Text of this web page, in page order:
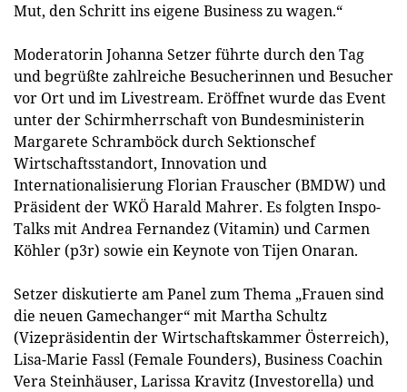
Mut, den Schritt ins eigene Business zu wagen.“
Moderatorin Johanna Setzer führte durch den Tag
und begrüßte zahlreiche Besucherinnen und Besucher
vor Ort und im Livestream. Eröffnet wurde das Event
unter der Schirmherrschaft von Bundesministerin
Margarete Schramböck durch Sektionschef
Wirtschaftsstandort, Innovation und
Internationalisierung Florian Frauscher (BMDW) und
Präsident der WKÖ Harald Mahrer. Es folgten Inspo-
Talks mit Andrea Fernandez (Vitamin) und Carmen
Köhler (p3r) sowie ein Keynote von Tijen Onaran.
Setzer diskutierte am Panel zum Thema „Frauen sind
die neuen Gamechanger“ mit Martha Schultz
(Vizepräsidentin der Wirtschaftskammer Österreich),
Lisa-Marie Fassl (Female Founders), Business Coachin
Vera Steinhäuser, Larissa Kravitz (Investorella) und